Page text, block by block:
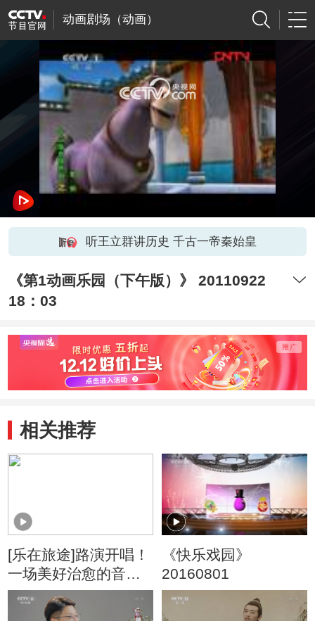
动画剧场（动画）
网络开小差了，请稍后再试
听王立群讲历史 千古一帝秦始皇
《第1动画乐园（下午版）》 20110922
18：03
相关推荐
[乐在旅途]路演开唱！
一场美好治愈的音乐
之旅
《快乐戏园》
20160801